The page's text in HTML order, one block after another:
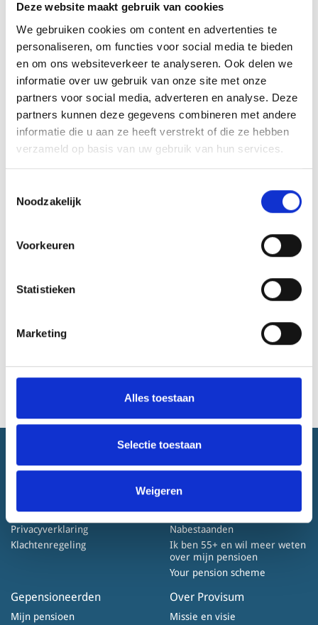
Deze website maakt gebruik van cookies
We gebruiken cookies om content en advertenties te
personaliseren, om functies voor social media te bieden
en om ons websiteverkeer te analyseren. Ook delen we
informatie over uw gebruik van onze site met onze
partners voor social media, adverteren en analyse. Deze
partners kunnen deze gegevens combineren met andere
informatie die u aan ze heeft verstrekt of die ze hebben
verzameld op basis van uw gebruik van hun services.
Noodzakelijk
Voorkeuren
Statistieken
Marketing
Alles toestaan
Selectie toestaan
Weigeren
163,6%
Maanddekkingsgraad
Peildatum: mei 2026 Lees meer
Mijnpensioen overzicht.nl
Hier ziet u hoeveel pensioen u heeft opgebouwd
en bij welke pensioenuitvoerder(s).
Home
Cookiebeleid
Privacyverklaring
Klachtenregeling
Werknemers
Wat bouwt u op
Ex-werknemers
Nabestaanden
Ik ben 55+ en wil meer weten
over mijn pensioen
Your pension scheme
Gepensioneerden
Mijn pensioen
Over Provisum
Missie en visie